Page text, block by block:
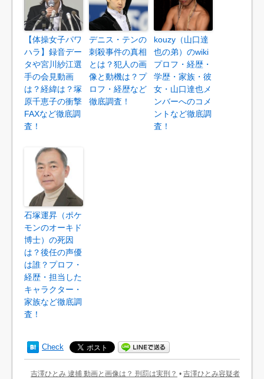
【体操女子パワ
ハラ】録音デー
タや宮川紗江選
手の会見動画
は？経緯は？塚
原千恵子の衝撃
FAXなど徹底調
査！
デニス・テンの
刺殺事件の真相
とは？犯人の画
像と動機は？プ
ロフ・経歴など
徹底調査！
kouzy（山口達
也の弟）のwiki
プロフ・経歴・
学歴・家族・彼
女・山口達也メ
ンバーへのコメ
ントなど徹底調
査！
石塚運昇（ポケ
モンのオーキド
博士）の死因
は？後任の声優
は誰？プロフ・
経歴・担当した
キャラクター・
家族など徹底調
査！
Check
吉澤ひとみ 逮捕 動画と画像は？ 刑罰は実刑？ • 吉澤ひとみ容疑者